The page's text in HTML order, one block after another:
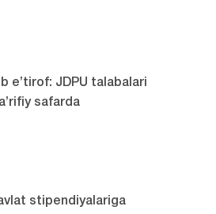
e’tirof: JDPU talabalari
safarda
stipendiyalariga